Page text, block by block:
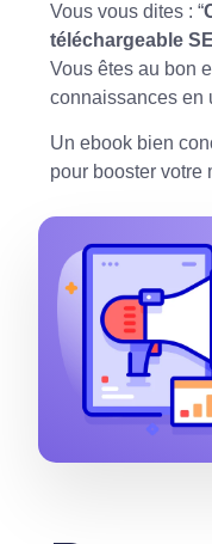
Vous vous dites : “
téléchargeable
Vous êtes au bon
connaissances en
Un ebook bien
pour booster votre